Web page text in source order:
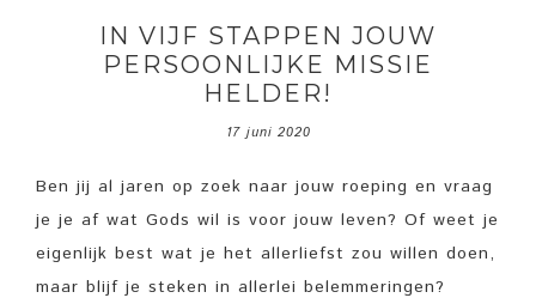
IN VIJF STAPPEN JOUW
PERSOONLIJKE MISSIE
HELDER!
17 juni 2020
Ben jij al jaren op zoek naar jouw roeping en vraag
je je af wat Gods wil is voor jouw leven? Of weet je
eigenlijk best wat je het allerliefst zou willen doen,
maar blijf je steken in allerlei belemmeringen?